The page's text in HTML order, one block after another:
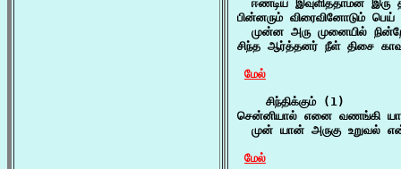
ஈண்டிய இவுளித்தாமன் இரு
பின்னரும் விரைவினோடும் பெய்
முன்ன அரு முனையில்
சிந்த ஆர்த்தனர் நீள் திசை
மேல்
    சிந்திக்கும் (1)
சென்னியால் எனை வணங்கி
முன் யான் அருகு உறுவல்
மேல்